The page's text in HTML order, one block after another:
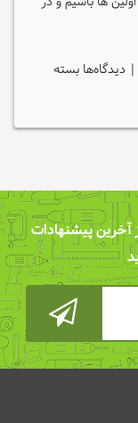
| دیدگاه‌هابرای
بنایی
بسته
آخرین پیشنهادات